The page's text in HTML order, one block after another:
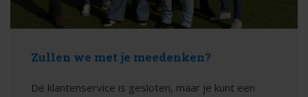
Zullen we met je meedenken?
De klantenservice is gesloten, maar je kunt een